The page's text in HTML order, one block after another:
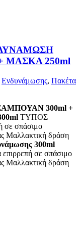
ΜΑΣΚΑ 250ml
Ενδυνάμωσης, Πακέτα
300ml +
ΤΥΠΟΣ
σε σπάσιμο
δράση
300ml
σε σπάσιμο
δράση